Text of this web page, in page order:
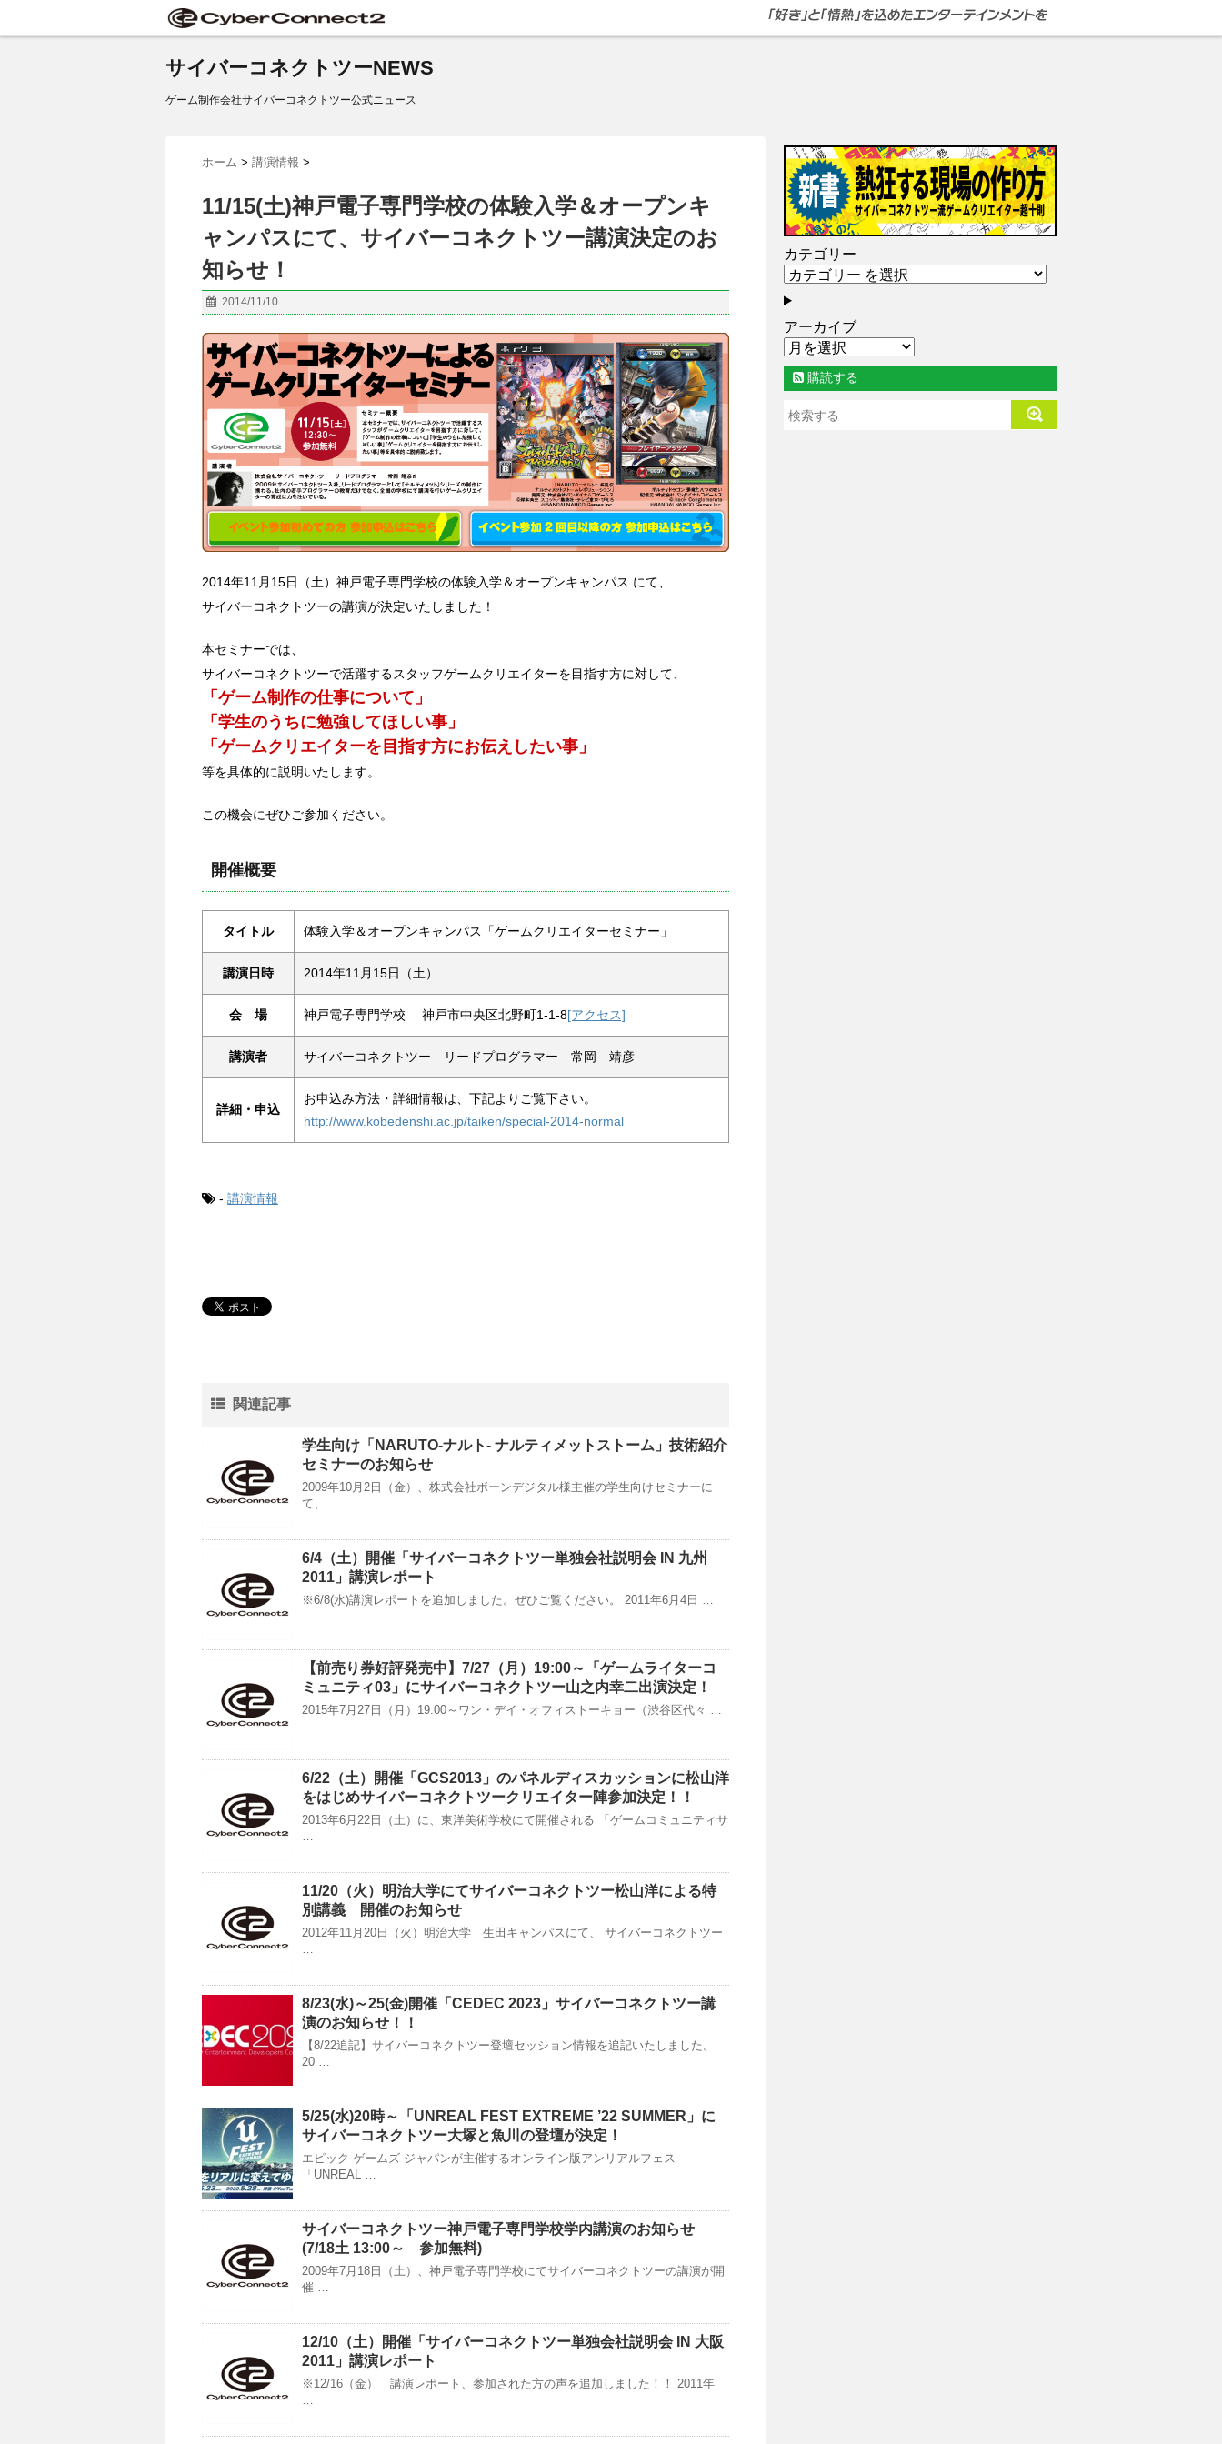
サイバーコネクトツーNEWS
ゲーム制作会社サイバーコネクトツー公式ニュース
ホーム > 講演情報 >
11/15(土)神戸電子専門学校の体験入学＆オープンキ
ャンパスにて、サイバーコネクトツー講演決定のお
知らせ！
2014/11/10
2014年11月15日（土）神戸電子専門学校の体験入学＆オープンキャンパス にて、
サイバーコネクトツーの講演が決定いたしました！
本セミナーでは、
サイバーコネクトツーで活躍するスタッフゲームクリエイターを目指す方に対して、
「ゲーム制作の仕事について」
「学生のうちに勉強してほしい事」
「ゲームクリエイターを目指す方にお伝えしたい事」
等を具体的に説明いたします。
この機会にぜひご参加ください。
開催概要
タイトル 体験入学＆オープンキャンパス「ゲームクリエイターセミナー」
講演日時 2014年11月15日（土）
会 場 神戸電子専門学校 神戸市中央区北野町1-1-8[アクセス]
講演者 サイバーコネクトツー リードプログラマー 常岡 靖彦
詳細・申込
お申込み方法・詳細情報は、下記よりご覧下さい。
http://www.kobedenshi.ac.jp/taiken/special-2014-normal
- 講演情報
関連記事
学生向け「NARUTO-ナルト- ナルティメットストーム」技術紹介
セミナーのお知らせ
2009年10月2日（金）、株式会社ボーンデジタル様主催の学生向けセミナーに
て、 …
6/4（土）開催「サイバーコネクトツー単独会社説明会 IN 九州
2011」講演レポート
※6/8(水)講演レポートを追加しました。ぜひご覧ください。 2011年6月4日 …
【前売り券好評発売中】7/27（月）19:00～「ゲームライターコ
ミュニティ03」にサイバーコネクトツー山之内幸二出演決定！
2015年7月27日（月）19:00～ワン・デイ・オフィストーキョー（渋谷区代々 …
6/22（土）開催「GCS2013」のパネルディスカッションに松山洋
をはじめサイバーコネクトツークリエイター陣参加決定！！
2013年6月22日（土）に、東洋美術学校にて開催される 「ゲームコミュニティサ
11/20（火）明治大学にてサイバーコネクトツー松山洋による特
別講義 開催のお知らせ
2012年11月20日（火）明治大学 生田キャンパスにて、 サイバーコネクトツー
8/23(水)～25(金)開催「CEDEC 2023」サイバーコネクトツー講
演のお知らせ！！
【8/22追記】サイバーコネクトツー登壇セッション情報を追記いたしました。
20 …
5/25(水)20時～「UNREAL FEST EXTREME ’22 SUMMER」に
サイバーコネクトツー大塚と魚川の登壇が決定！
エピック ゲームズ ジャパンが主催するオンライン版アンリアルフェス
「UNREAL …
サイバーコネクトツー神戸電子専門学校学内講演のお知らせ
(7/18土 13:00～ 参加無料)
2009年7月18日（土）、神戸電子専門学校にてサイバーコネクトツーの講演が開
催 …
12/10（土）開催「サイバーコネクトツー単独会社説明会 IN 大阪
2011」講演レポート
※12/16（金） 講演レポート、参加された方の声を追加しました！！ 2011年
カテゴリー
アーカイブ
購読する